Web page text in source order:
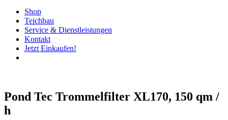
Shop
Teichbau
Service & Dienstleistungen
Kontakt
Jetzt Einkaufen!
Pond Tec Trommelfilter XL170, 150 qm /
h